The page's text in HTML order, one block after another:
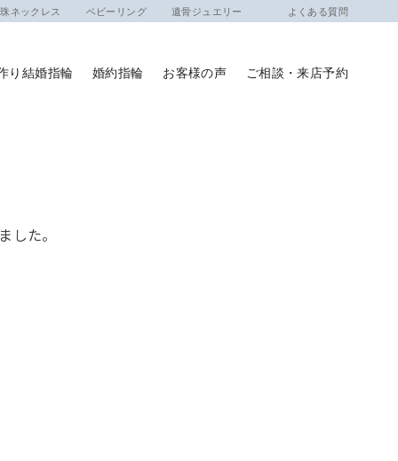
ックレス ベビーリング 遺骨ジュエリー よくある質問
り結婚指輪 婚約指輪 お客様の声 ご相談・来店予約
た。